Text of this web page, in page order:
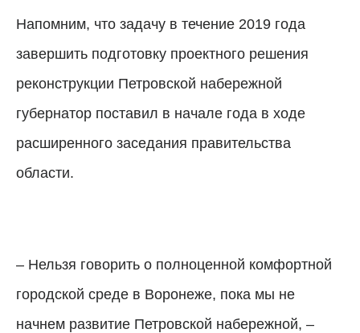
Напомним, что задачу в течение 2019 года
завершить подготовку проектного решения
реконструкции Петровской набережной
губернатор поставил в начале года в ходе
расширенного заседания правительства
области.
– Нельзя говорить о полноценной комфортной
городской среде в Воронеже, пока мы не
начнем развитие Петровской набережной, –